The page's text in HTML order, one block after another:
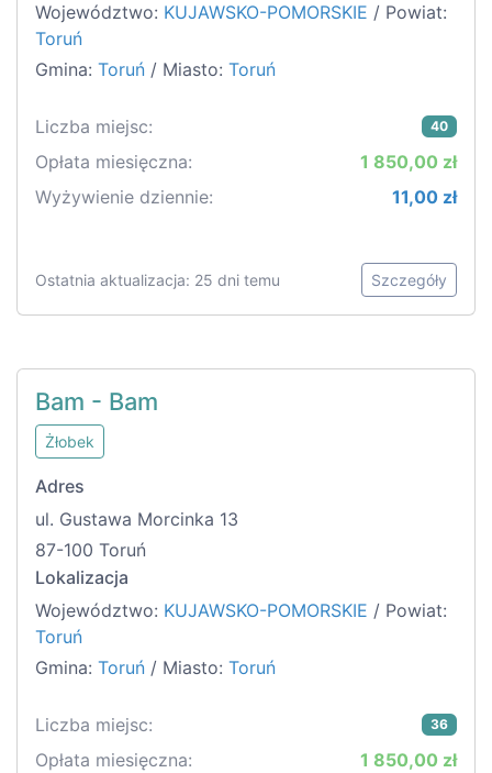
Województwo: KUJAWSKO-POMORSKIE / Powiat:
Toruń
Gmina: Toruń / Miasto: Toruń
Liczba miejsc: 40
Opłata miesięczna:
1 850,00 zł
Wyżywienie dziennie:
11,00 zł
Ostatnia aktualizacja: 25 dni temu Szczegóły
Bam - Bam
Żłobek
Adres
ul. Gustawa Morcinka 13
87-100 Toruń
Lokalizacja
Województwo: KUJAWSKO-POMORSKIE / Powiat:
Toruń
Gmina: Toruń / Miasto: Toruń
Liczba miejsc: 36
Opłata miesięczna:
1 850,00 zł